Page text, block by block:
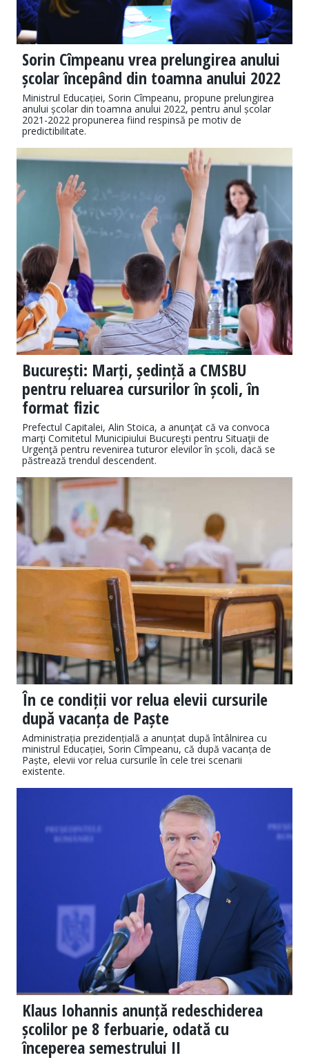
Sorin Cîmpeanu vrea prelungirea anului
școlar începând din toamna anului 2022
Ministrul Educației, Sorin Cîmpeanu, propune prelungirea
anului școlar din toamna anului 2022, pentru anul școlar
2021-2022 propunerea fiind respinsă pe motiv de
predictibilitate.
București: Marți, ședință a CMSBU
pentru reluarea cursurilor în școli, în
format fizic
Prefectul Capitalei, Alin Stoica, a anunţat că va convoca
marţi Comitetul Municipiului Bucureşti pentru Situaţii de
Urgenţă pentru revenirea tuturor elevilor în școli, dacă se
păstrează trendul descendent.
În ce condiții vor relua elevii cursurile
după vacanța de Paște
Administrația prezidențială a anunțat după întâlnirea cu
ministrul Educației, Sorin Cîmpeanu, că după vacanța de
Paște, elevii vor relua cursurile în cele trei scenarii
existente.
Klaus Iohannis anunță redeschiderea
școlilor pe 8 ferbuarie, odată cu
începerea semestrului II